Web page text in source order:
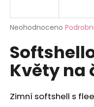
Průměrné
produktu
je
0,0
hvězdiček.
Neohodnoceno
Květy na
Zimní softshell s
j
t
?